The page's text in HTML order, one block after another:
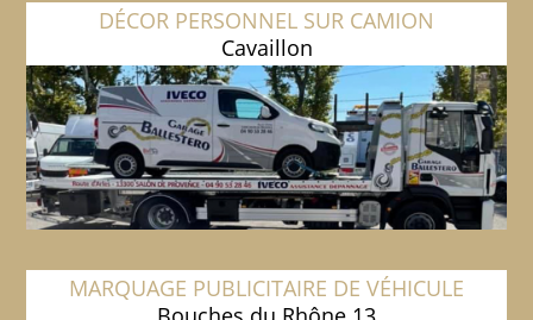
DÉCOR PERSONNEL SUR CAMION
Cavaillon
MARQUAGE PUBLICITAIRE DE VÉHICULE